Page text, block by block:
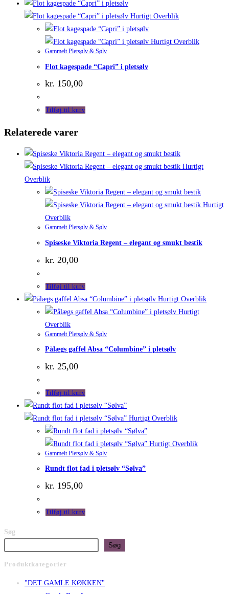
Hurtigt Overblik
Hurtigt Overblik
Gammelt Pletsølv & Sølv
Flot kagespade “Capri” i pletsølv
kr. 150,00
Tilføj til kurv
Relaterede varer
Hurtigt
Overblik
Hurtigt
Overblik
Gammelt Pletsølv & Sølv
Spiseske Viktoria Regent – elegant og smukt bestik
kr. 20,00
Tilføj til kurv
Hurtigt Overblik
Hurtigt
Overblik
Gammelt Pletsølv & Sølv
Pålægs gaffel Absa “Columbine” i pletsølv
kr. 25,00
Tilføj til kurv
Hurtigt Overblik
Hurtigt Overblik
Gammelt Pletsølv & Sølv
Rundt flot fad i pletsølv “Sølva”
kr. 195,00
Tilføj til kurv
Søg
Søg
Produktkategorier
"DET GAMLE KØKKEN"